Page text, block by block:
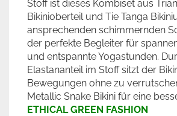
Stoff ist dieses Kombiset aus
Bikinioberteil und Tie Tanga
ansprechenden schimmernden
der perfekte Begleiter für
und entspannte Yogastunden.
Elastananteil im Stoff sitzt der
Bewegungen ohne zu
Metallic Snake Bikini für eine
ETHICAL GREEN FASHION